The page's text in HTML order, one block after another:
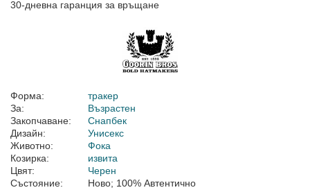
30-дневна гаранция за връщане
Форма:
тракер
За:
Възрастен
Закопчаване:
Снапбек
Дизайн:
Унисекс
Животно:
Фока
Козирка:
извита
Цвят:
Черен
Състояние:
Ново; 100% Автентично